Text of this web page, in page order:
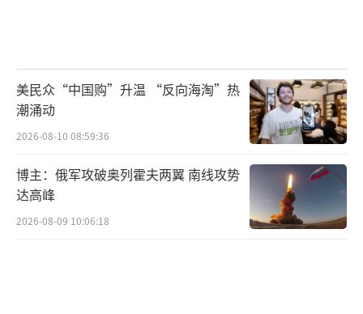
美民众“中国购”升温 “反向海淘”热
潮涌动
2026-08-10 08:59:36
博主：俄军攻破奥列霍夫两翼 南线攻势
达高峰
2026-08-09 10:06:18